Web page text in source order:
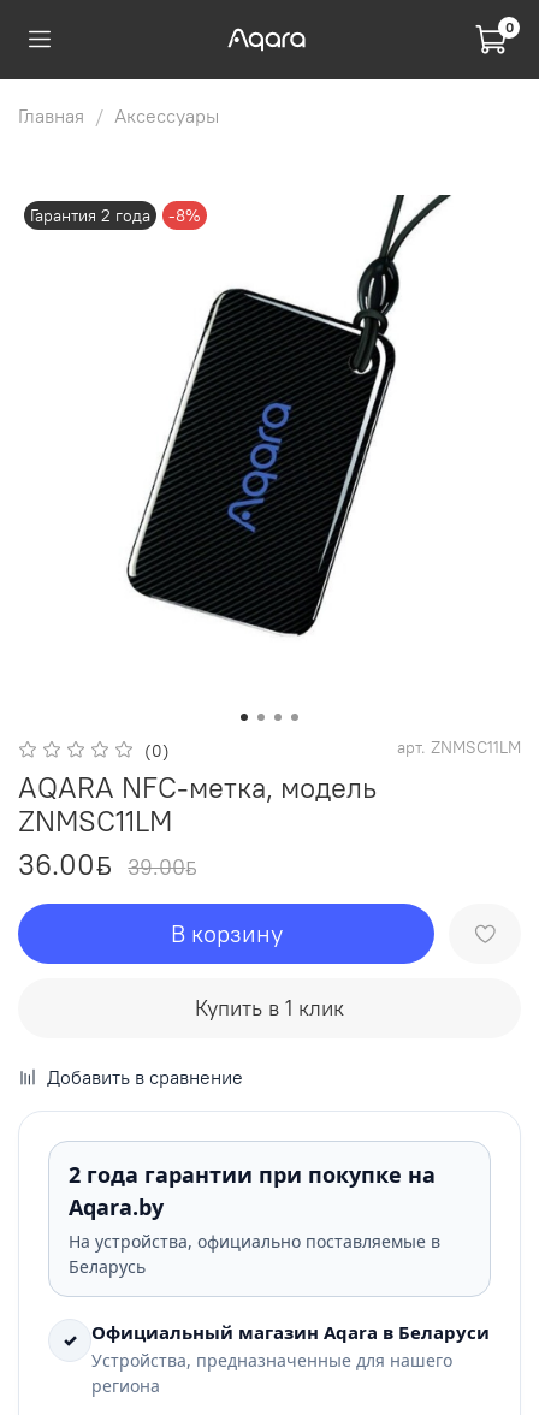
0
Главная Аксессуары
Гарантия 2 года -8%
(0) арт. ZNMSC11LM
AQARA NFC-метка, модель
ZNMSC11LM
36.00ƃ 39.00ƃ
В корзину
Купить в 1 клик
Добавить в сравнение
2 года гарантии при покупке на
Aqara.by
На устройства, официально поставляемые в
Беларусь
✓ Официальный магазин Aqara в Беларуси
Устройства, предназначенные для нашего
региона